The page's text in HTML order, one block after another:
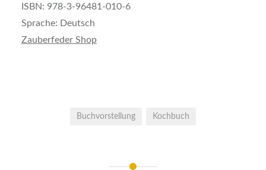
ISBN: 978-3-96481-010-6
Sprache: Deutsch
Zauberfeder Shop
Buchvorstellung Kochbuch